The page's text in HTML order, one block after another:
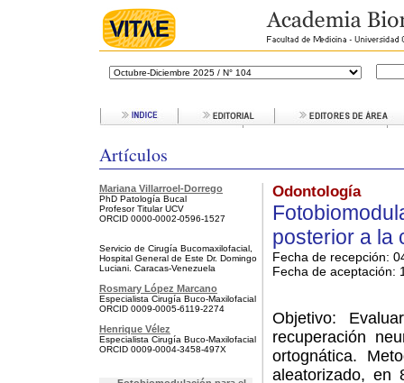
Artículos
Mariana Villarroel-Dorrego
PhD Patología Bucal
Profesor Titular UCV
ORCID 0000-0002-0596-1527
Servicio de Cirugía Bucomaxilofacial,
Hospital General de Este Dr. Domingo
Luciani. Caracas-Venezuela
Rosmary López Marcano
Especialista Cirugía Buco-Maxilofacial
ORCID 0009-0005-6119-2274
Henrique Vélez
Especialista Cirugía Buco-Maxilofacial
ORCID 0009-0004-3458-497X
Odontología
posterior a la
Fecha de recepción:
Fecha de aceptación:
Objetivo:
recuperación
ortognática.
aleatorizado, en